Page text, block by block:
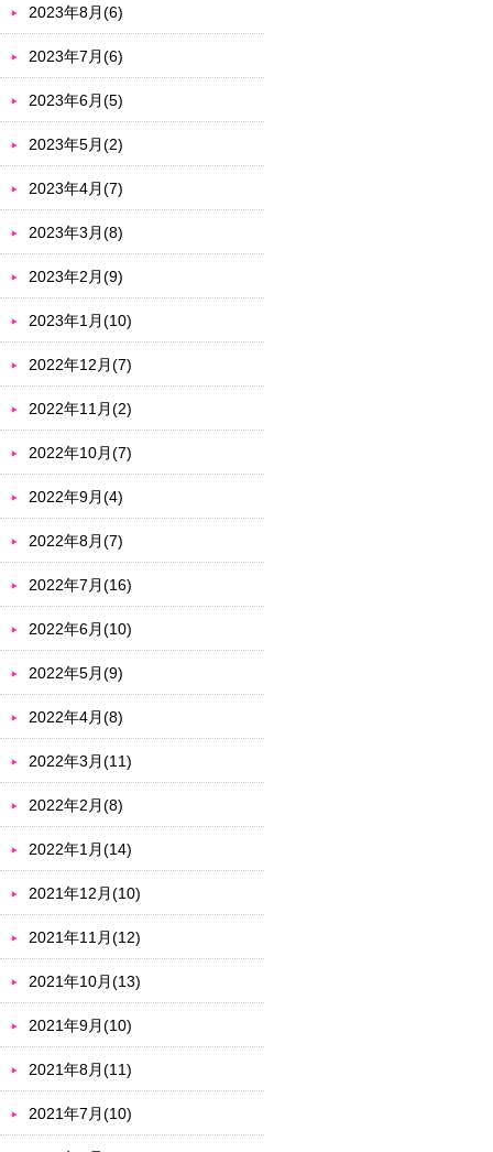
2023年8月(6)
2023年7月(6)
2023年6月(5)
2023年5月(2)
2023年4月(7)
2023年3月(8)
2023年2月(9)
2023年1月(10)
2022年12月(7)
2022年11月(2)
2022年10月(7)
2022年9月(4)
2022年8月(7)
2022年7月(16)
2022年6月(10)
2022年5月(9)
2022年4月(8)
2022年3月(11)
2022年2月(8)
2022年1月(14)
2021年12月(10)
2021年11月(12)
2021年10月(13)
2021年9月(10)
2021年8月(11)
2021年7月(10)